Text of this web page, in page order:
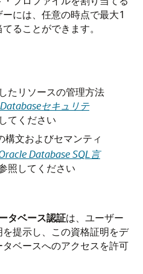
には、任意の時点で最大1
ることができます。
たリソースの管理方法
Databaseセキュリテ
てください
構文およびセマンティ
Oracle Database SQL言
照してください
タベース認証は、ユーザー
提示し、この資格証明をデ
ベースへのアクセスを許可